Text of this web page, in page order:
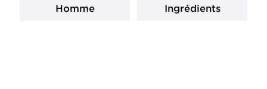
Homme Ingrédients